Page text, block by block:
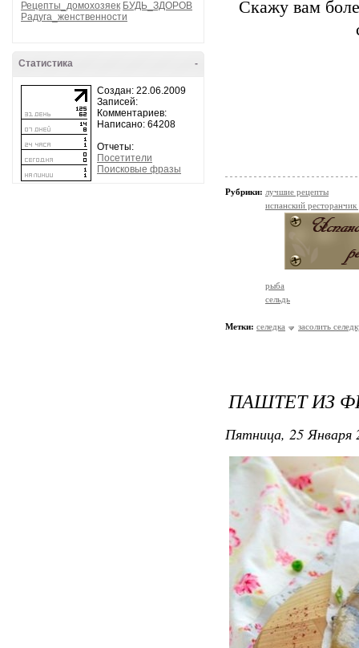
Рецепты_домохозяек БУДЬ_ЗДОРОВ
Радуга_женственности
-
Статистика
Создан: 22.06.2009
Записей:
Комментариев:
Написано: 64208
Отчеты:
Посетители
Поисковые фразы
Скaжу вaм
Рубрики: лучшие рецепты
испанский
рыба
сельдь
Метки: селедка засолить
ПАШТЕТ ИЗ
Пятница, 25 Января